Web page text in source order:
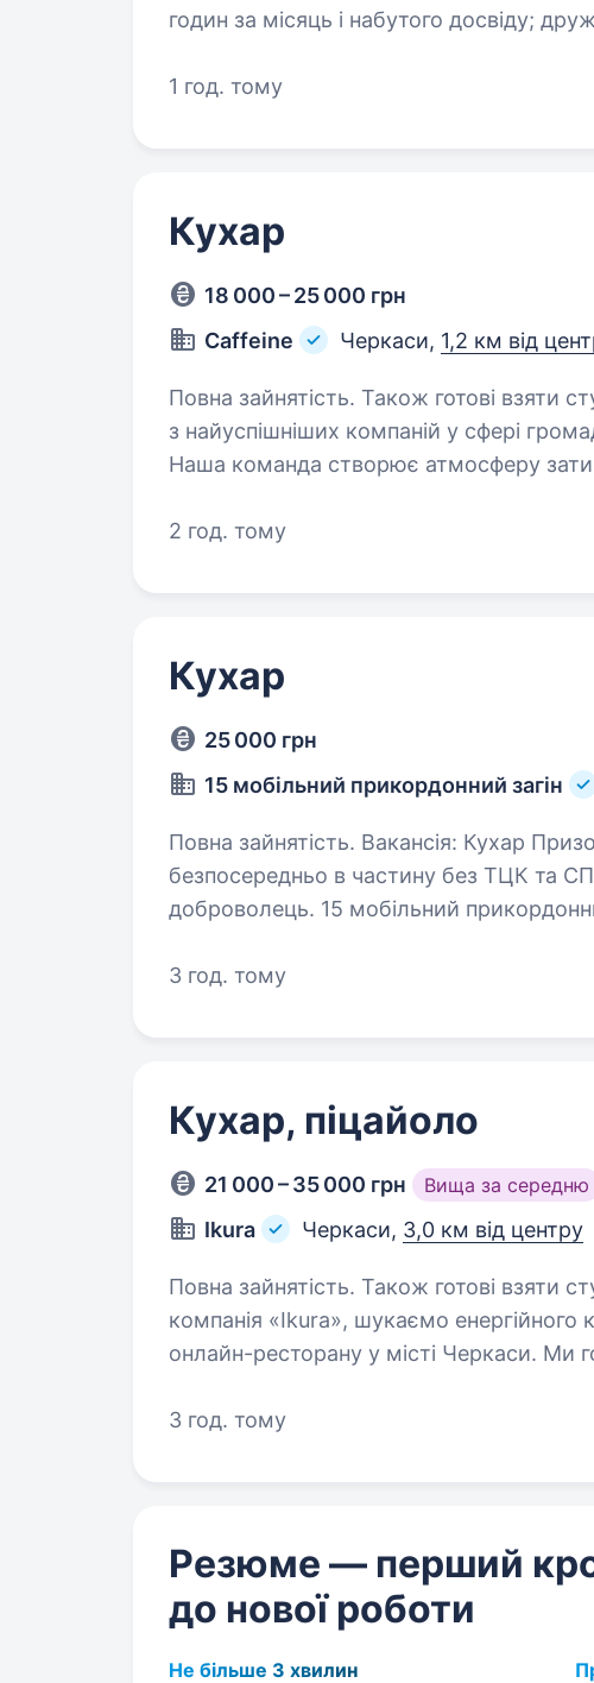
годин за місяць і набутого досвіду; дружний колектив; дворазове
1 год. тому
Кухар
18 000 – 25 000 грн
Caffeine
Черкаси, 1,2 км від
Повна зайнятість. Також готові взяти студента. Привіт! Ми —
з найуспішніших компаній у сфері
Наша команда створює атмосферу
2 год. тому
Кухар
25 000 грн
15 мобільний прикордонний загін
Повна зайнятість. Вакансія: Кухар Призов по мобілізації. Ми призиваємо
безпосередньо в частину без ТЦК та
доброволець. 15 мобільний
3 год. тому
Кухар, піцайоло
21 000 – 35 000 грн Вища за середню
Ikura Черкаси, 3,0 км від центру
Повна зайнятість. Також готові взяти
компанія «Ikura», шукаємо енергійного
онлайн-ресторану у місті Черкаси. Ми
3 год. тому
Резюме — перший
до нової роботи
Не більше 3 хвилин